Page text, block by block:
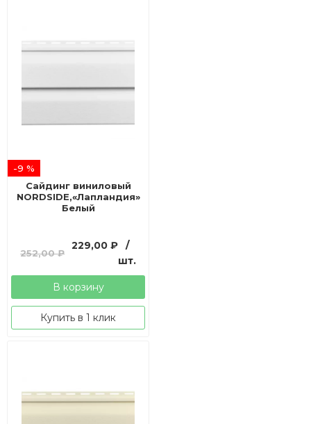
-9 %
Сайдинг виниловый
NORDSIDE,«Лапландия»
Белый
252,00₽
Первоначальная
составляла
252,00 ₽.
229,00₽
Текущая
229,00 ₽.
/
шт.
В корзину
Купить в 1 клик